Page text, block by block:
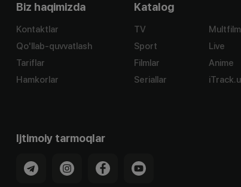
Biz haqimizda
Kontaktlar
Qo'llab-quvvatlash
Tariflar
Hamkorlar
Katalog
TV
Sport
Filmlar
Seriallar
Live
Anime
Ijtimoiy tarmoqlar